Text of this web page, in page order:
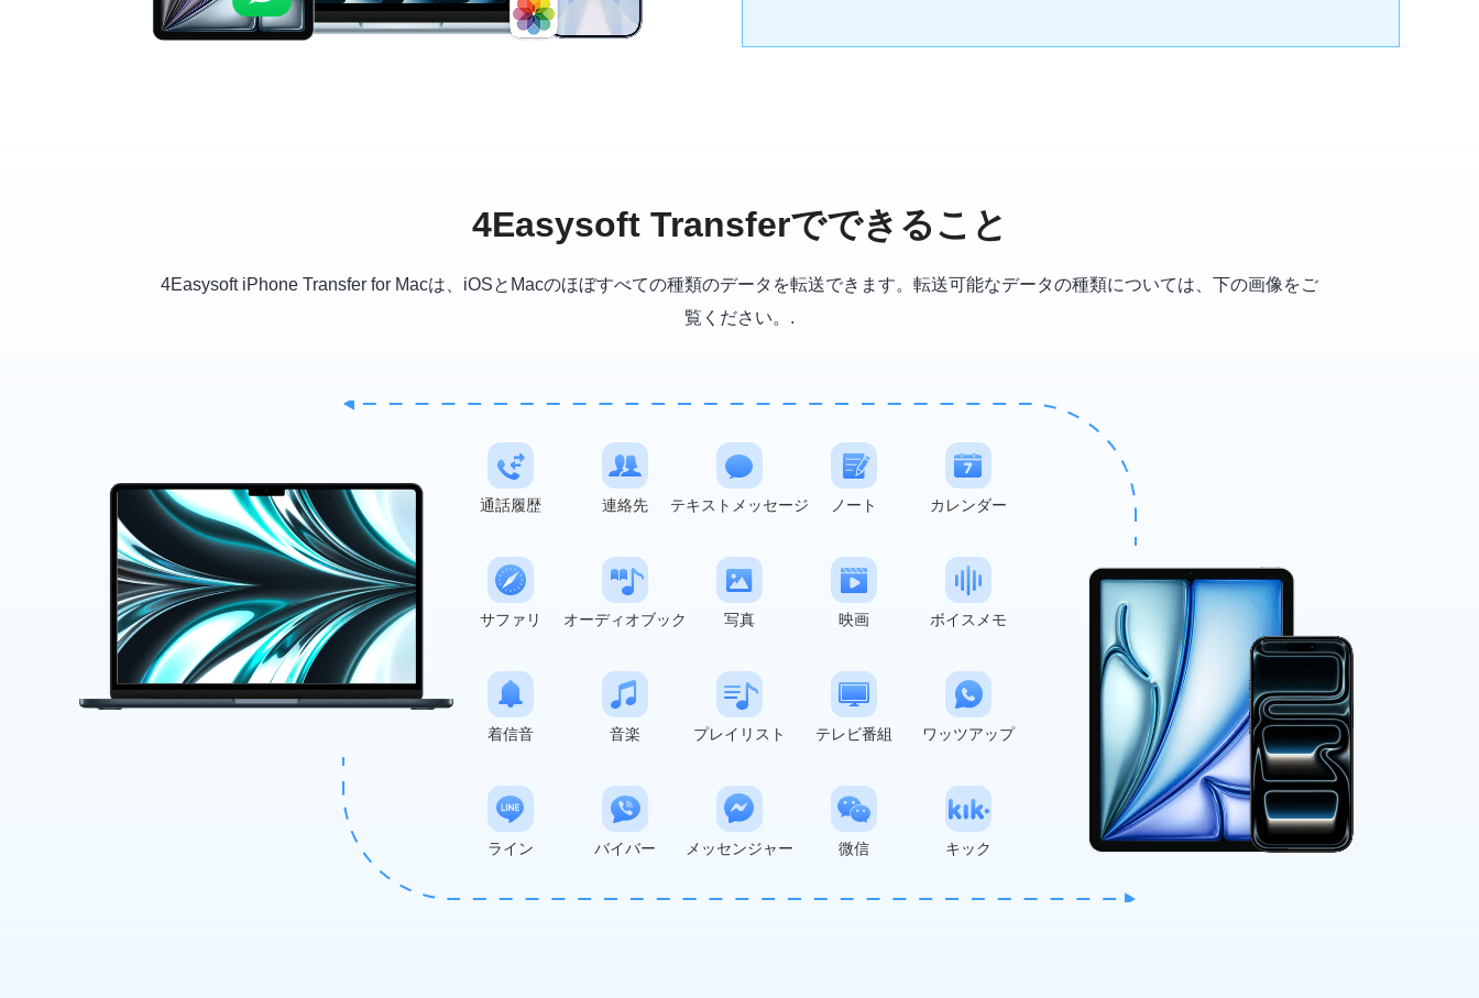
4Easysoft Transferでできること
4Easysoft iPhone Transfer for Macは、iOSとMacのほぼすべての種類のデータを転送できます。転送可能なデータの種類については、下の画像をご
覧ください。.
通話履歴 連絡先 テキストメッセージ ノート カレンダー
サファリ オーディオブック 写真 映画 ボイスメモ
着信音 音楽 プレイリスト テレビ番組 ワッツアップ
ライン バイバー メッセンジャー 微信 キック